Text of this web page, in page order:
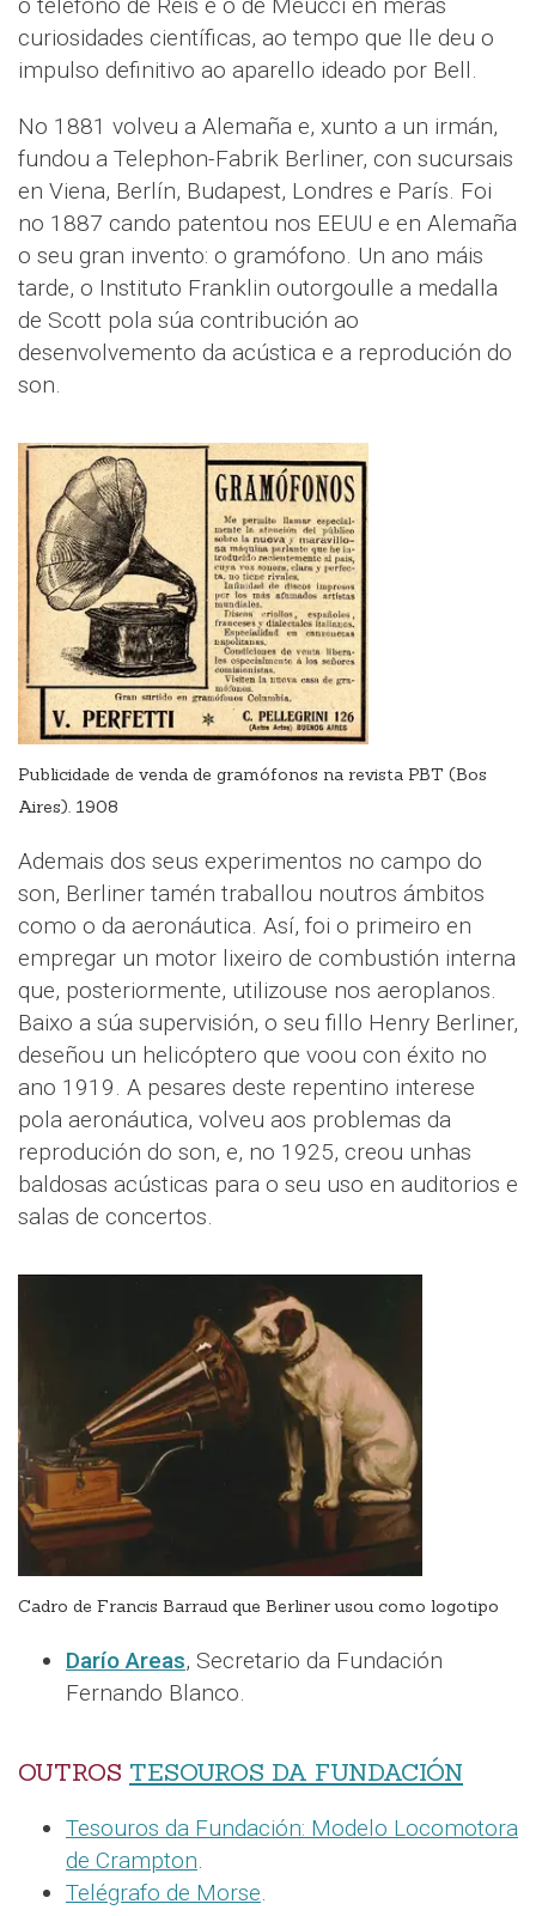
curiosidades científicas, ao tempo que lle deu o
impulso definitivo ao aparello ideado por Bell.
No 1881 volveu a Alemaña e, xunto a un irmán,
fundou a Telephon-Fabrik Berliner, con sucursais
en Viena, Berlín, Budapest, Londres e París. Foi
no 1887 cando patentou nos EEUU e en Alemaña
o seu gran invento: o gramófono. Un ano máis
tarde, o Instituto Franklin outorgoulle a medalla
de Scott pola súa contribución ao
desenvolvemento da acústica e a reprodución do
son.
Publicidade de venda de gramófonos na revista PBT (Bos
Aires). 1908
Ademais dos seus experimentos no campo do
son, Berliner tamén traballou noutros ámbitos
como o da aeronáutica. Así, foi o primeiro en
empregar un motor lixeiro de combustión interna
que, posteriormente, utilizouse nos aeroplanos.
Baixo a súa supervisión, o seu fillo Henry Berliner,
deseñou un helicóptero que voou con éxito no
ano 1919. A pesares deste repentino interese
pola aeronáutica, volveu aos problemas da
reprodución do son, e, no 1925, creou unhas
baldosas acústicas para o seu uso en auditorios e
salas de concertos.
Cadro de Francis Barraud que Berliner usou como logotipo
Darío Areas, Secretario da Fundación
Fernando Blanco.
OUTROS TESOUROS DA FUNDACIÓN
Tesouros da Fundación: Modelo Locomotora
de Crampton.
Telégrafo de Morse.